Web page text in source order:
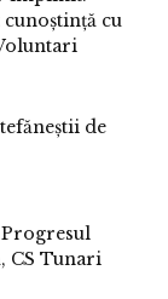
cunoștință cu
de
CS Tunari